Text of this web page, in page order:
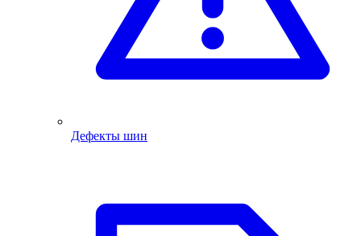
Дефекты шин